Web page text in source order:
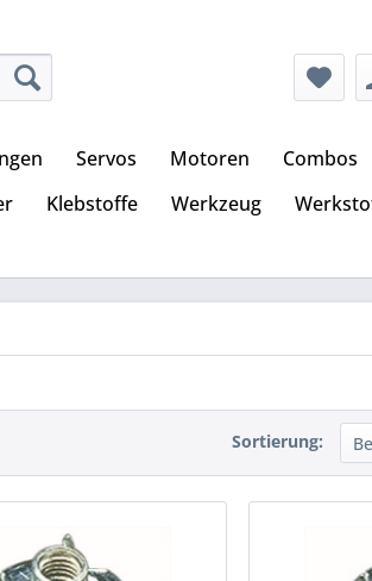
Servos Motoren Combos
Klebstoffe Werkzeug
Sortierung: